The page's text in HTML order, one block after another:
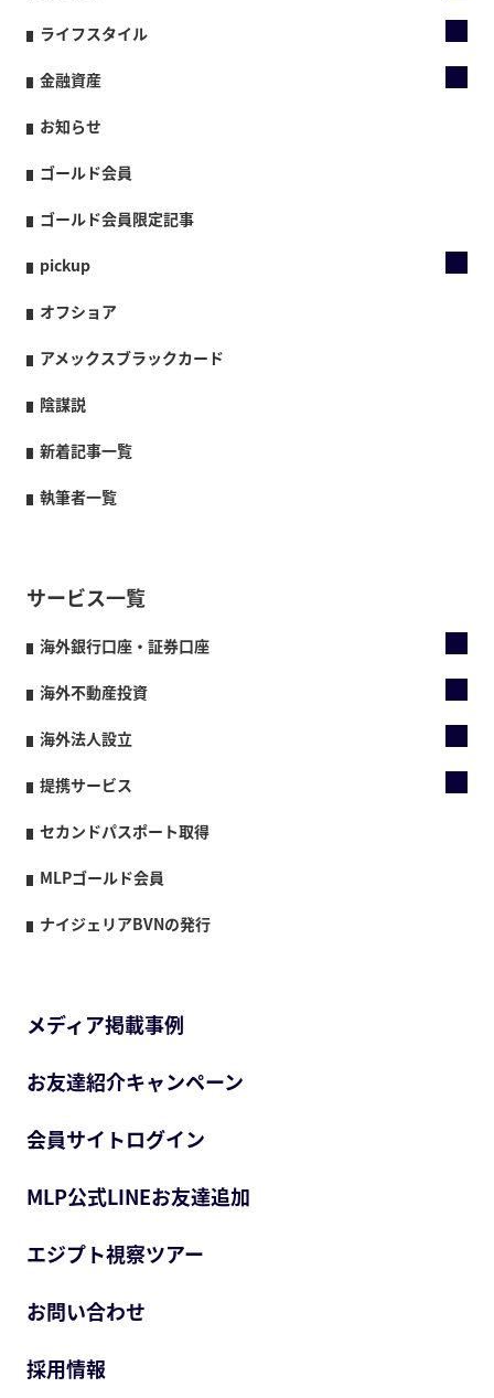
ライフスタイル
金融資産
お知らせ
ゴールド会員
ゴールド会員限定記事
pickup
オフショア
アメックスブラックカード
陰謀説
新着記事一覧
執筆者一覧
サービス一覧
海外銀行口座・証券口座
海外不動産投資
海外法人設立
提携サービス
セカンドパスポート取得
MLPゴールド会員
ナイジェリアBVNの発行
メディア掲載事例
お友達紹介キャンペーン
会員サイトログイン
MLP公式LINEお友達追加
エジプト視察ツアー
お問い合わせ
採用情報